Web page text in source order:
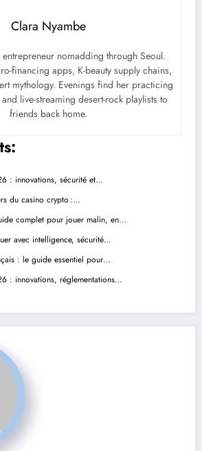
Clara Nyambe
nomadding through Seoul.
financing apps, K-beauty supply chains,
mythology. Evenings find her practicing
live-streaming desert-rock playlists to
friends back home.
: innovations, sécurité et…
du casino crypto :…
complet pour jouer malin, en…
avec intelligence, sécurité…
: le guide essentiel pour…
: innovations, réglementations…